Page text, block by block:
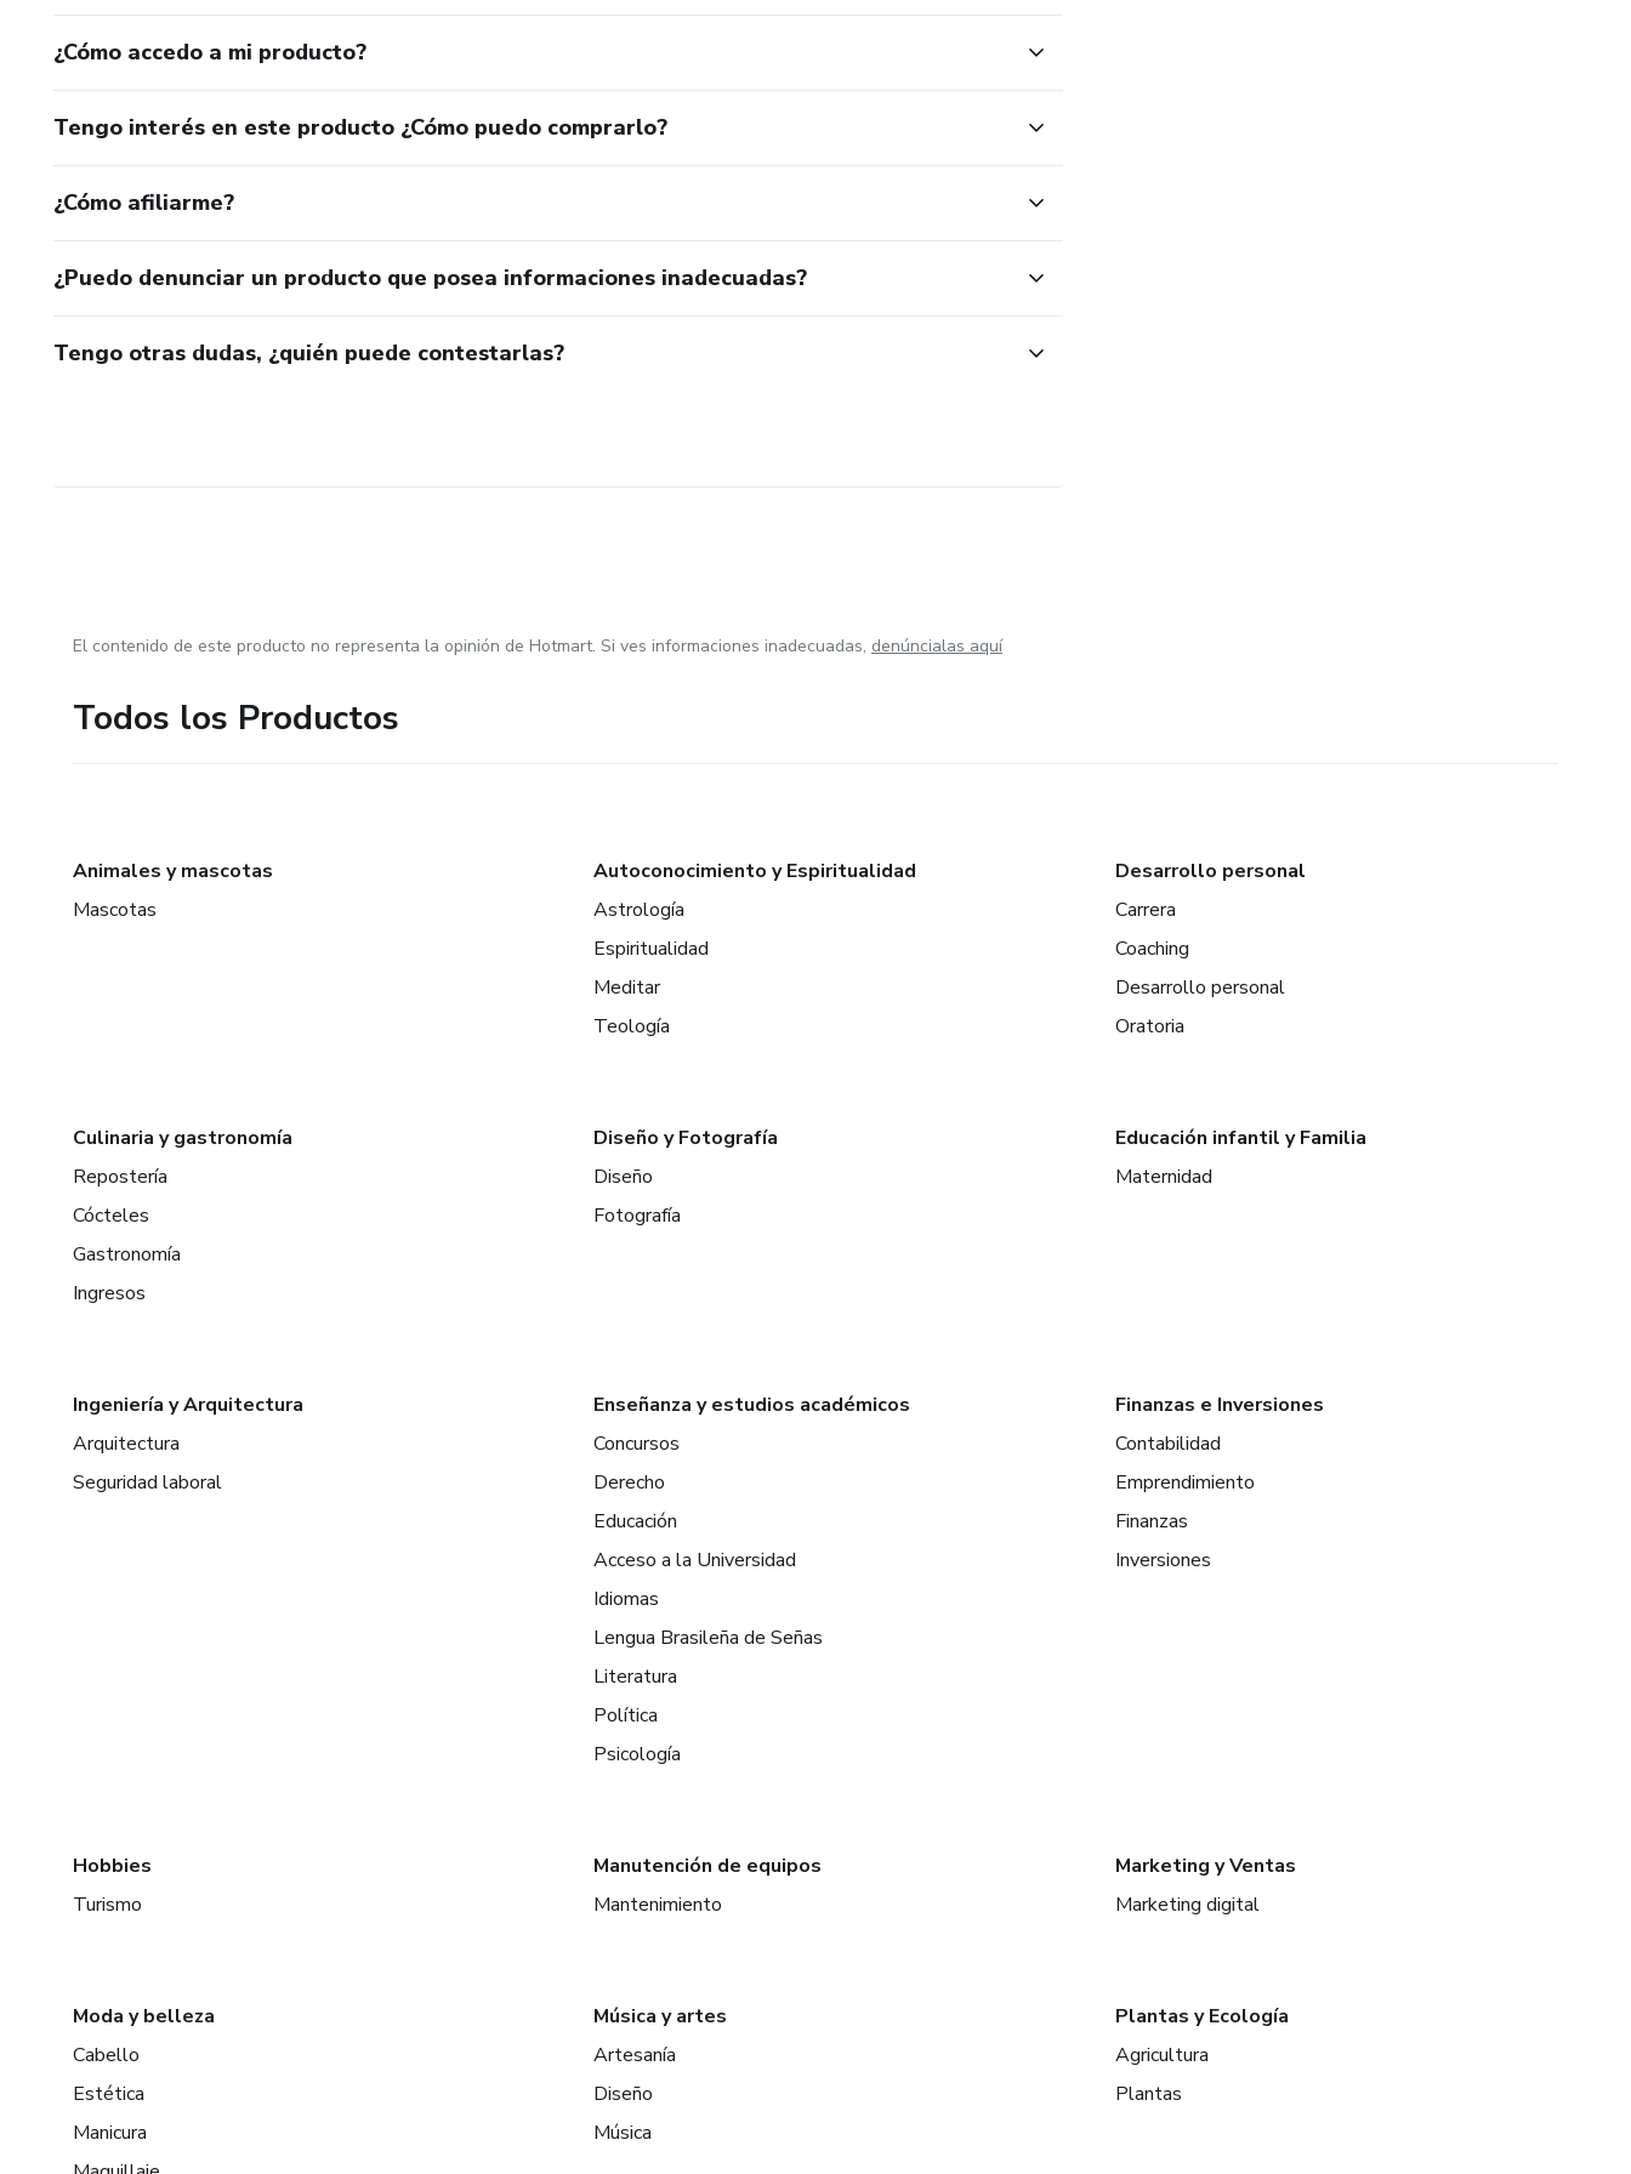
¿Cómo accedo a mi producto?
Tengo interés en este producto ¿Cómo puedo comprarlo?
¿Cómo afiliarme?
¿Puedo denunciar un producto que posea informaciones inadecuadas?
Tengo otras dudas, ¿quién puede contestarlas?
El contenido de este producto no representa la opinión de Hotmart. Si ves informaciones inadecuadas, denúncialas aquí
Todos los Productos
Animales y mascotas
Mascotas
Autoconocimiento y Espiritualidad
Astrología
Espiritualidad
Meditar
Teología
Desarrollo personal
Carrera
Coaching
Desarrollo personal
Oratoria
Culinaria y gastronomía
Repostería
Cócteles
Gastronomía
Ingresos
Diseño y Fotografía
Diseño
Fotografía
Educación infantil y Familia
Maternidad
Ingeniería y Arquitectura
Arquitectura
Seguridad laboral
Enseñanza y estudios académicos
Concursos
Derecho
Educación
Acceso a la Universidad
Idiomas
Lengua Brasileña de Señas
Literatura
Política
Psicología
Finanzas e Inversiones
Contabilidad
Emprendimiento
Finanzas
Inversiones
Hobbies
Turismo
Manutención de equipos
Mantenimiento
Marketing y Ventas
Marketing digital
Moda y belleza
Cabello
Estética
Manicura
Música y artes
Artesanía
Diseño
Música
Plantas y Ecología
Agricultura
Plantas